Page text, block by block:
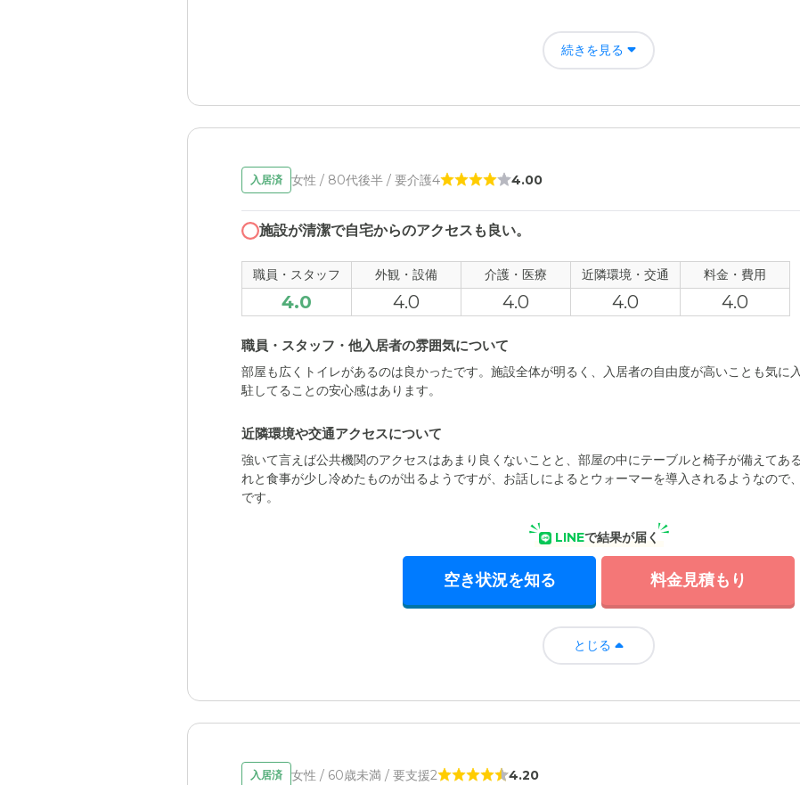
寝たきりの方用のお風呂はありましたが、座ったまま入れるのはなく、浴槽をまたげない人はシャ
続きを見る
入居済 女性 / 80代後半 / 要介護4 4.00
施設が清潔で自宅からのアクセスも良い。
職員・スタッフ 外観・設備 介護・医療 近隣環境・交通 料金・費用
4.0 4.0 4.0 4.0 4.0
職員・スタッフ・他入居者の雰囲気について
部屋も広くトイレがあるのは良かったです。施設全体が明るく、入居者の自由度が高いことも気に
駐してることの安心感はあります。
近隣環境や交通アクセスについて
強いて言えば公共機関のアクセスはあまり良くないことと、部屋の中にテーブルと椅子が備えてあ
れと食事が少し冷めたものが出るようですが、お話しによるとウォーマーを導入されるようなので
です。
LINEで結果が届く
空き状況を知る 料金見積もり
とじる
入居済 女性 / 60歳未満 / 要支援2 4.20